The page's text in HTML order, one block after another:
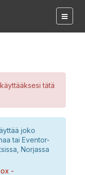
tätä
joko
tai Eventor-
Norjassa
-